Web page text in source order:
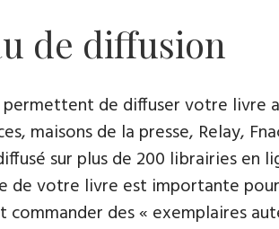
de diffusion
de diffuser votre livre
maisons de la presse, Relay,
sur plus de 200 librairies
de votre livre est importante
commander des « exemplaires